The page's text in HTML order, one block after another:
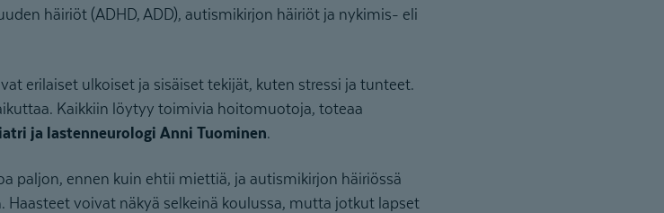
häiriöt (ADHD, ADD), autismikirjon häiriöt ja nykimis- eli
erilaiset ulkoiset ja sisäiset tekijät, kuten stressi ja tunteet.
Kaikkiin löytyy toimivia hoitomuotoja, toteaa
ja lastenneurologi Anni Tuominen.
paljon, ennen kuin ehtii miettiä, ja autismikirjon häiriössä
voivat näkyä selkeinä koulussa, mutta jotkut lapset